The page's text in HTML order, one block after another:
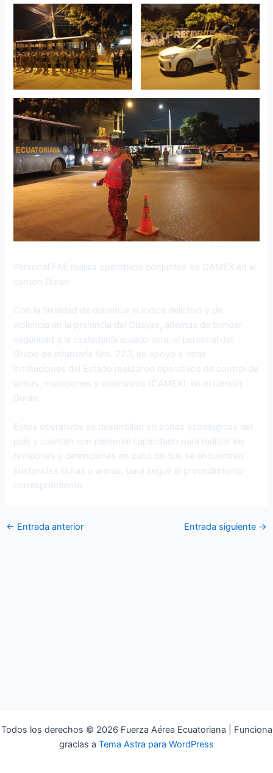
Personal FAE realiza operativos conjuntos de CAMEX en el
cantón Durán
Con la finalidad de disminuir el índice delictivo y de
violencia en la provincia del Guayas, además de brindar
seguridad a la ciudadanía ecuatoriana, el personal del
Grupo de infantería Nro. 223, en apoyo a otras
instituciones del Estado realizaron operativos de control de
armas, municiones y explosivos (CAMEX), en el cantón
Durán.
Estos operativos se desarrollan en zonas estratégicas del
país y cuentan con personal capacitado para realizar las
revisiones y detenciones en caso de que se encuentren
sustancias ilícitas o armas, para seguir el procedimiento
correspondiente.
← Entrada anterior Entrada siguiente →
Todos los derechos © 2026 Fuerza Aérea Ecuatoriana | Funciona
gracias a Tema Astra para WordPress